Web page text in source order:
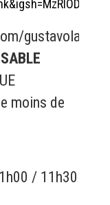
moins de
/ 11h30 /